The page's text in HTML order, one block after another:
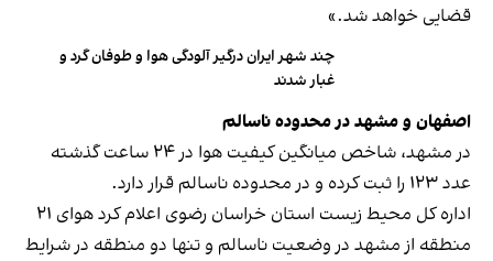
قضایی خواهد شد.»
چند شهر ایران درگیر آلودگی هوا و طوفان گرد و
غبار شدند
اصفهان و مشهد در محدوده ناسالم
در مشهد، شاخص میانگین کیفیت هوا در ۲۴ ساعت گذشته
عدد ۱۲۳ را ثبت کرده و در محدوده ناسالم قرار دارد.
اداره کل محیط‌ زیست استان خراسان رضوی اعلام کرد هوای ۲۱
منطقه از مشهد در وضعیت ناسالم و تنها دو منطقه در شرایط